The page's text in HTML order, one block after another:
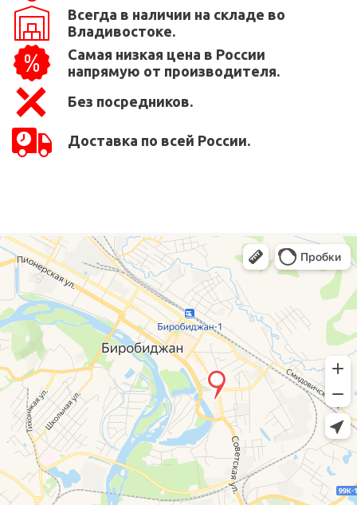
Всегда в наличии на складе во
Владивостоке.
Самая низкая цена в России
напрямую от производителя.
Без посредников.
Доставка по всей России.